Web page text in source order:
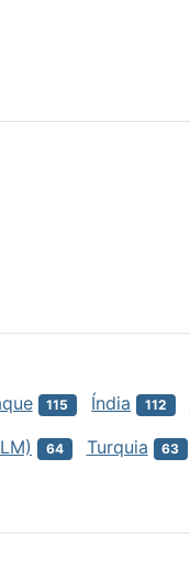
115 Índia 112
64 Turquia 63